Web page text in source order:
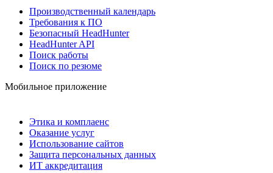
Производственный календарь
Требования к ПО
Безопасный HeadHunter
HeadHunter API
Поиск работы
Поиск по резюме
Мобильное приложение
Этика и комплаенс
Оказание услуг
Использование сайтов
Защита персональных данных
ИТ аккредитация